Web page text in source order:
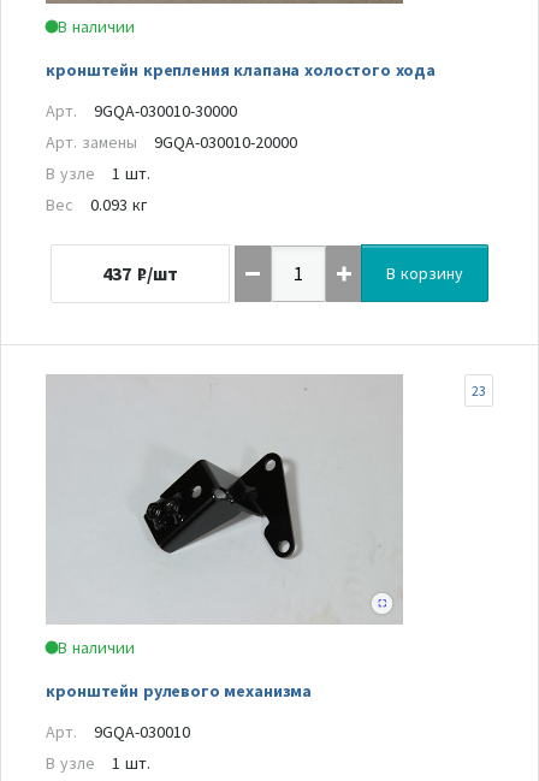
В наличии
кронштейн крепления клапана холостого хода
Арт.
9GQA-030010-30000
Арт. замены
9GQA-030010-20000
В узле
1 шт.
Вес
0.093 кг
437 ₽/шт В корзину
В наличии
кронштейн рулевого механизма
23
Арт.
9GQA-030010
В узле
1 шт.